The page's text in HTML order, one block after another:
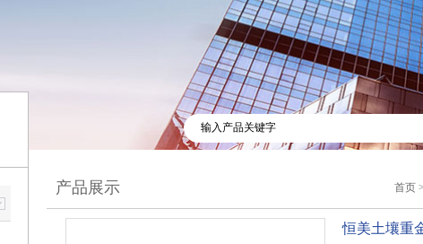
产品展示 首页
恒美土壤重